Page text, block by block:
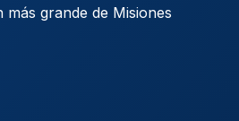
grande de Misiones